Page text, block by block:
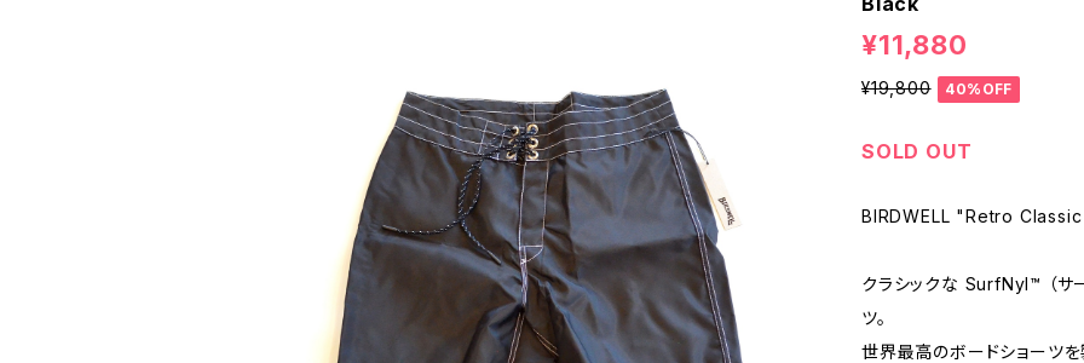
¥11,880
¥19,800 40%OFF
SOLD OUT
BIRDWELL "Retro
クラシックな SurfNyl™ （サ
ツ。
世界最高のボードショーツ